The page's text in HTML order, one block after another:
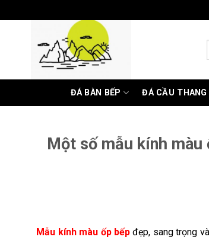
to
ĐÁ BÀN BẾP ĐÁ CẦU THANG
Một số mẫu kính
Mẫu kính màu ốp bếp đẹp, sang trọng